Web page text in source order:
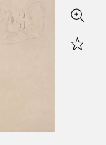
Zoom
Star